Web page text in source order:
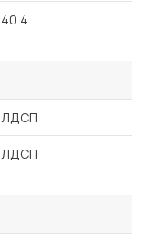
40.4
ЛДСП
ЛДСП